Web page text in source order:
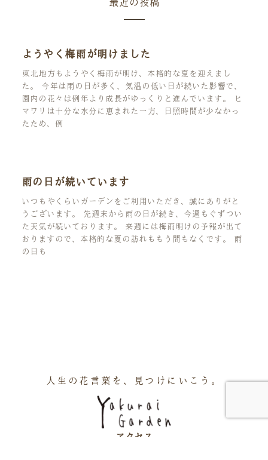
ようやく梅雨が明けました
東北地方もようやく梅雨が明け、本格的な夏を迎えまし
た。 今年は雨の日が多く、気温の低い日が続いた影響で、
園内の花々は例年より成長がゆっくりと進んでいます。 ヒ
マワリは十分な水分に恵まれた一方、日照時間が少なかっ
たため、例
雨の日が続いています
いつもやくらいガーデンをご利用いただき、誠にありがと
うございます。 先週末から雨の日が続き、今週もぐずつい
た天気が続いております。 来週には梅雨明けの予報が出て
おりますので、本格的な夏の訪れももう間もなくです。 雨
の日も
人生の花言葉を、見つけにいこう。
アクセス